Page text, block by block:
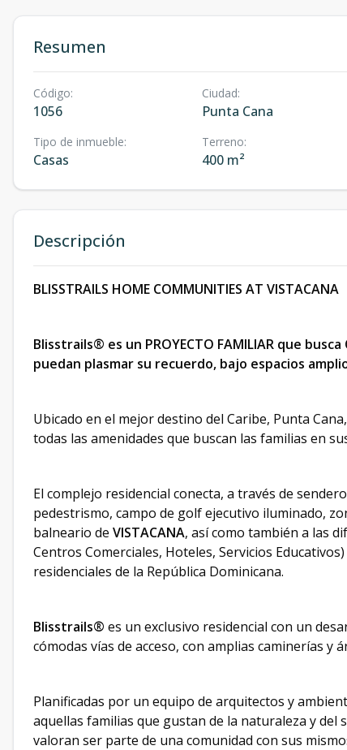
Resumen
Código:
1056
Ciudad:
Punta Cana
Tipo de inmueble:
Casas
Terreno:
400 m²
Descripción
BLISSTRAILS HOME COMMUNITIES AT VISTACANA
Blisstrails® es un PROYECTO FAMILIAR que busca
puedan plasmar su recuerdo, bajo espacios
Ubicado en el mejor destino del Caribe, Punta
todas las amenidades que buscan las familias en
El complejo residencial conecta, a través de
pedestrismo, campo de golf ejecutivo iluminado,
balneario de VISTACANA, así como también a las
Centros Comerciales, Hoteles, Servicios
residenciales de la República Dominicana.
Blisstrails® es un exclusivo residencial con un
cómodas vías de acceso, con amplias caminerías y
Planificadas por un equipo de arquitectos y
aquellas familias que gustan de la naturaleza y del
valoran ser parte de una comunidad con sus